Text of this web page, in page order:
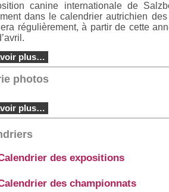
canine internationale de
dans le calendrier autrichien
régulièrement, à partir de cette
plus…
photos
plus…
des expositions
des championnats